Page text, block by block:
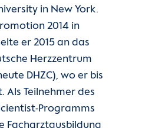
in New York.
2014 in
er 2015 an das
Herzzentrum
DHZC), wo er bis
Als Teilnehmer des
Programms
Facharztausbildung